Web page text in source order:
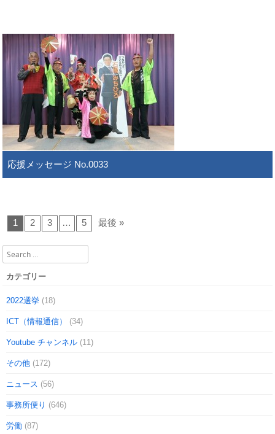
応援メッセージ No.0033
1 2 3 … 5 最後 »
Search
カテゴリー
2022選挙 (18)
ICT（情報通信） (34)
Youtube チャンネル (11)
その他 (172)
ニュース (56)
事務所便り (646)
労働 (87)